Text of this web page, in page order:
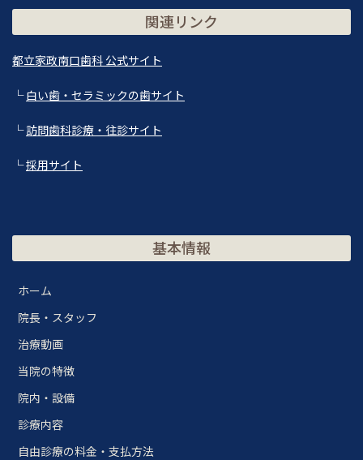
関連リンク
都立家政南口歯科 公式サイト
└白い歯・セラミックの歯サイト
└訪問歯科診療・往診サイト
└採用サイト
基本情報
ホーム
院長・スタッフ
治療動画
当院の特徴
院内・設備
診療内容
自由診療の料金・支払方法